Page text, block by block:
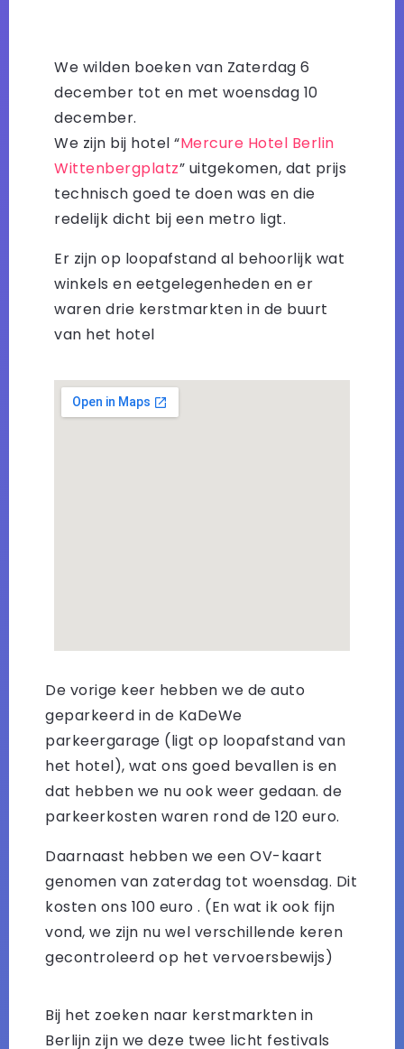
We wilden boeken van Zaterdag 6
december tot en met woensdag 10
december.
We zijn bij hotel “Mercure Hotel Berlin
Wittenbergplatz” uitgekomen, dat prijs
technisch goed te doen was en die
redelijk dicht bij een metro ligt.
Er zijn op loopafstand al behoorlijk wat
winkels en eetgelegenheden en er
waren drie kerstmarkten in de buurt
van het hotel
De vorige keer hebben we de auto
geparkeerd in de KaDeWe
parkeergarage (ligt op loopafstand van
het hotel), wat ons goed bevallen is en
dat hebben we nu ook weer gedaan. de
parkeerkosten waren rond de 120 euro.
Daarnaast hebben we een OV-kaart
genomen van zaterdag tot woensdag. Dit
kosten ons 100 euro . (En wat ik ook fijn
vond, we zijn nu wel verschillende keren
gecontroleerd op het vervoersbewijs)
Bij het zoeken naar kerstmarkten in
Berlijn zijn we deze twee licht festivals